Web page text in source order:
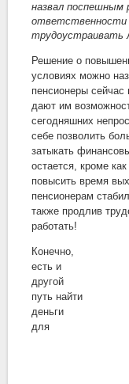
назвал поспешным
ответственности
трудоустраивать
Решение о
условиях можно
пенсионеры
дают им
сегодняшних
себе позволить
затыкать
остается, кроме
повысить время
пенсионерам
также продлив
работать!
Конечно,
есть и
другой
путь найти
деньги
для